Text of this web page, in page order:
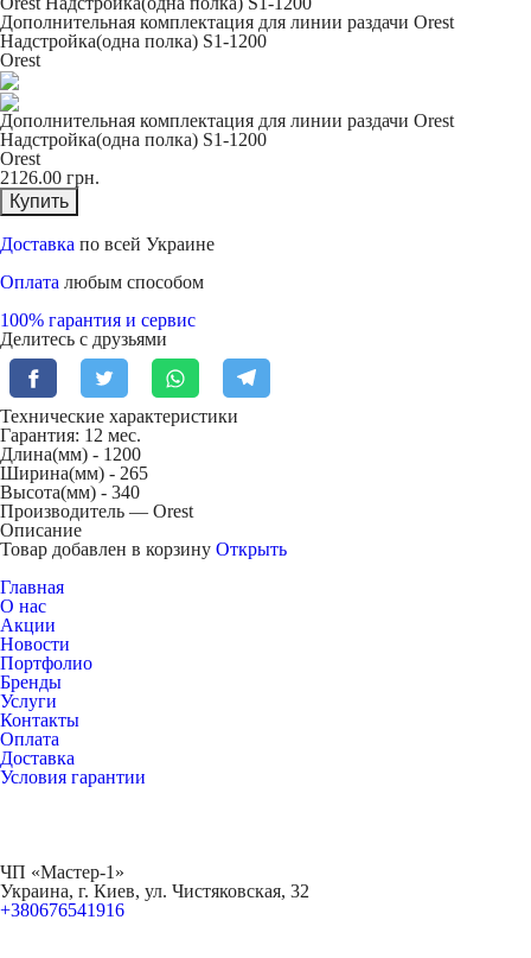
Дополнительная комплектация для линии раздачи Orest
Надстройка(одна полка) S1-1200
Orest
Дополнительная комплектация для линии раздачи Orest
Надстройка(одна полка) S1-1200
Orest
2126.00 грн.
Купить
Доставка по всей Украине
Оплата любым способом
100% гарантия и сервис
Делитесь с друзьями
Технические характеристики
Гарантия: 12 мес.
Длина(мм) - 1200
Ширина(мм) - 265
Высота(мм) - 340
Производитель — Orest
Описание
Товар добавлен в корзину Открыть
Главная
О нас
Акции
Новости
Портфолио
Бренды
Услуги
Контакты
Оплата
Доставка
Условия гарантии
ЧП «Мастер-1»
Украина, г. Киев, ул. Чистяковская, 32
+380676541916